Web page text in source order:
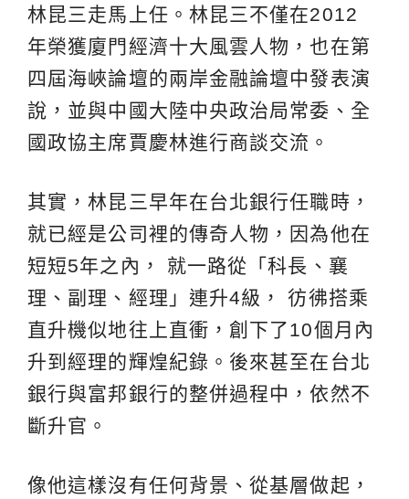
林昆三走馬上任。林昆三不僅在2012
年榮獲廈門經濟十大風雲人物，也在第
四屆海峽論壇的兩岸金融論壇中發表演
說，並與中國大陸中央政治局常委、全
國政協主席賈慶林進行商談交流。
其實，林昆三早年在台北銀行任職時，
就已經是公司裡的傳奇人物，因為他在
短短5年之內， 就一路從「科長、襄
理、副理、經理」連升4級， 彷彿搭乘
直升機似地往上直衝，創下了10個月內
升到經理的輝煌紀錄。後來甚至在台北
銀行與富邦銀行的整併過程中，依然不
斷升官。
像他這樣沒有任何背景、從基層做起，